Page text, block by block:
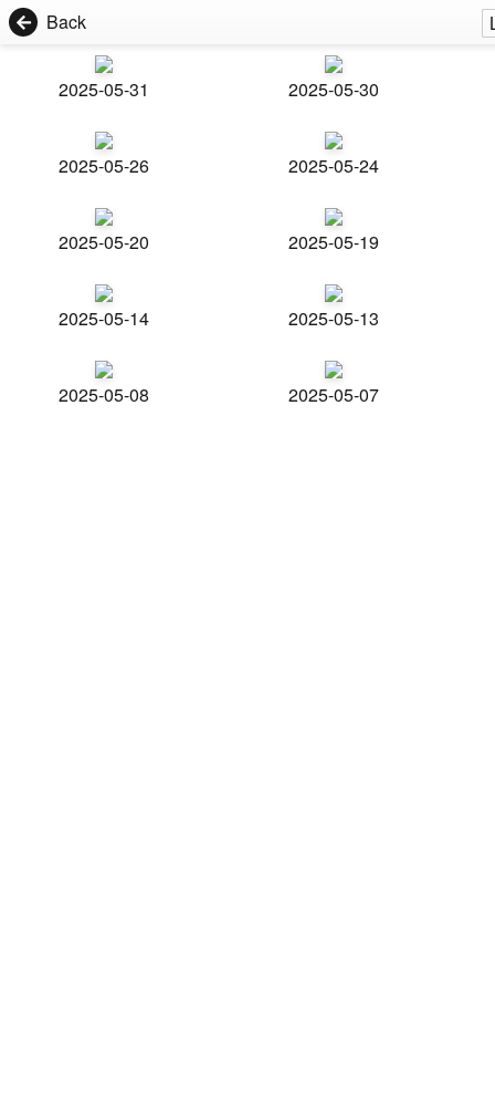
Back
2025-05-31 2025-05-30
2025-05-26 2025-05-24
2025-05-20 2025-05-19
2025-05-14 2025-05-13
2025-05-08 2025-05-07